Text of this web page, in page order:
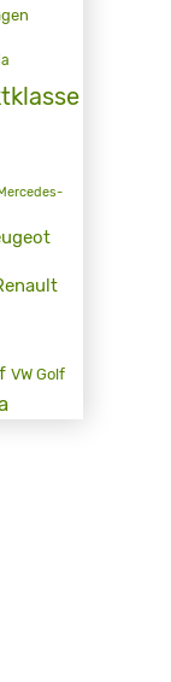
VW Golf